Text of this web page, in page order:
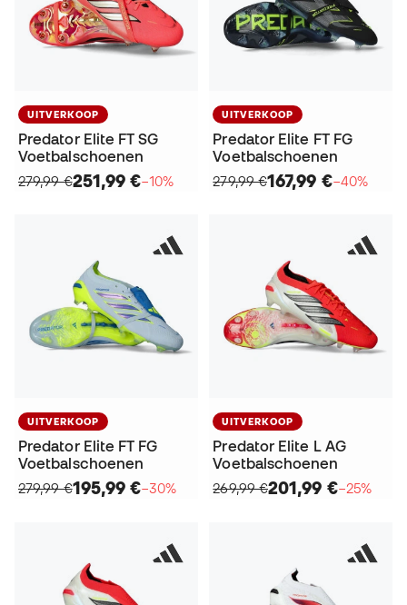
UITVERKOOP
Predator Elite FT SG
Voetbalschoenen
279,99 €251,99 €−10%
UITVERKOOP
Predator Elite FT FG
Voetbalschoenen
279,99 €167,99 €−40%
UITVERKOOP
Predator Elite FT FG
Voetbalschoenen
279,99 €195,99 €−30%
UITVERKOOP
Predator Elite L AG
Voetbalschoenen
269,99 €201,99 €−25%